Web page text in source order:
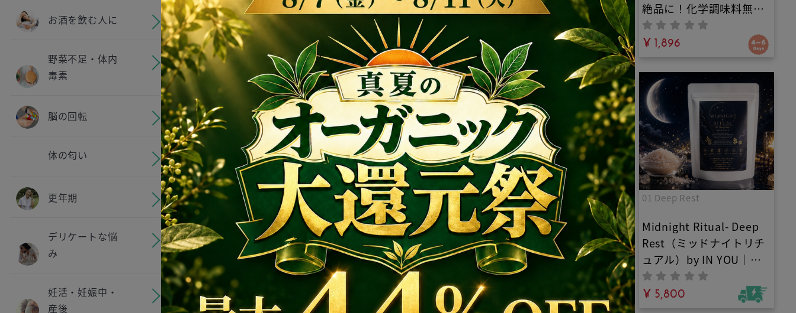
お酒を飲む人に
野菜不足・体内
毒素
脳の回転
体の匂い
更年期
デリケートな悩
み
妊活・妊娠中・
産後
MARKET限定新緑真菰茶
5gプレゼント】NAGI
TEA 島根県安来市・清水
寺の麓に自生する野生の
真菰をまるごと粉末に
¥ 3,024
新緑真菰茶5gプレゼン
ト】NAGI TEA ｜香ばし
くやさしく。島根県安来
市・清水寺の麓で育った
野生真菰のお茶
¥ 3,780
ラ）7月上旬発送開始！IN
YOUオリジナル｜マイナ
スをプラスに転じエネル
ギーを高めるオーガニッ
クアロマミスト。天然石
と植物の力で空間エネル
ギーを整え、豊かさを呼
び込む無添加ルームフレ
グランス・持ち歩き用お
守りにも！
¥ 4,759
させた自然の味覚です。塩だ
けのシンプルな味付けで素材
の味を最大限に引き
絶品に！化学調味料無添
加・チベット産天日湖塩
ベースの極上ブレンド塩
と、五葷不使用・ヴィー
ガン対応の本格薬膳和漢
スパイスソルト。毎日の
食養生や、日常の料理
に。
¥ 1,896
MAX 30%OFF!
【無添加 泥パック】天然
鉱石・麦飯石100％のオ
ーガニックフェイスパッ
ク｜くすみ・ざらつきを5
分でリセット。界面活性
剤フリーで敏感肌・子ど
¥ 1,999
MAX 30%OFF!
【家庭が温泉になる！電
子があふれる魔法の入浴
剤温泉水とクレイパウダ
ーの贅沢お風呂セット】
元自衛隊員が全財産33年
を賭けて完成させた国際
¥ 14,740
オーガニックの最高峰と呼ば
れるデメター認証のオリーブ
オイルがここに。
【スペイン産エキストラ
バージンオリーブオイ
ル】非加熱製法｜世界一
厳格なオーガニック認証
「デメター認証」取得！
バイオダイナミック農法
¥ 6,350
01 Deep Rest
Midnight Ritual- Deep
Rest（ミッドナイトリチ
ュアル）by IN YOU｜オ
ーガニックアロマバスパ
ウダー｜よく眠りたい夜
のお供に。エプソムソル
¥ 5,800